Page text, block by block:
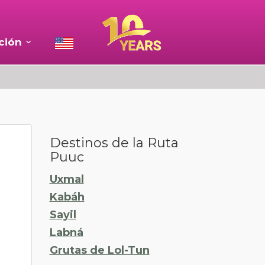
Destinos de la Ruta
Puuc
Uxmal
Kabáh
Sayil
Labná
Grutas de Lol-Tun